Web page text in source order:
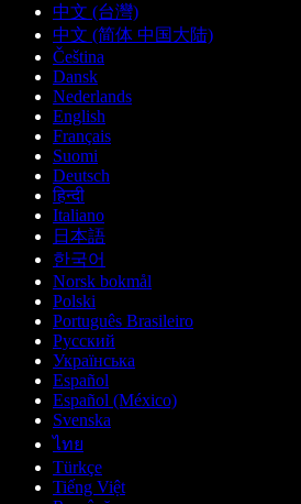
中文 (台灣)
中文 (简体 中国大陆)
Čeština
Dansk
Nederlands
English
Français
Suomi
Deutsch
हिन्दी
Italiano
日本語
한국어
Norsk bokmål
Polski
Português Brasileiro
Русский
Українська
Español
Español (México)
Svenska
ไทย
Türkçe
Tiếng Việt